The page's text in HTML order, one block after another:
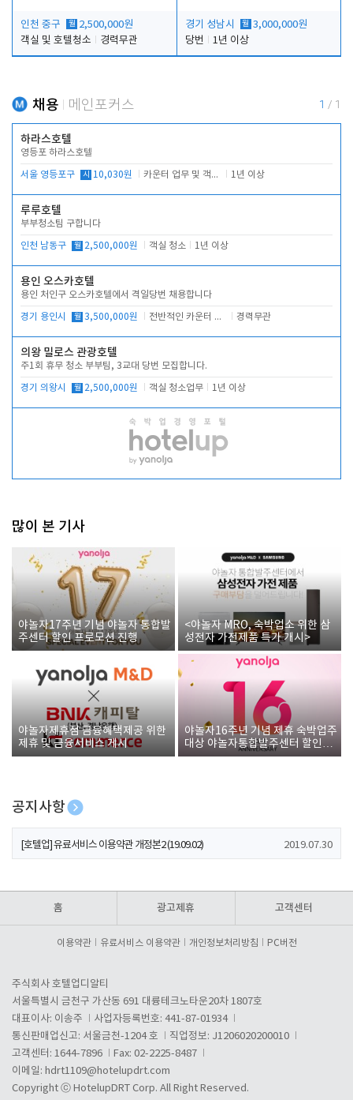
인천 중구 월 2,500,000원
객실 및 호텔청소
경력무관
경기 성남시 월 3,000,000원
당번
1년 이상
채용 메인포커스 1 / 1
하라스호텔
영등포 하라스호텔
서울 영등포구 시 10,030원 카운터 업무 및 객실관리(청소상태 확인, 객실판매) 1년 이상
루루호텔
부부청소팀 구합니다
인천 남동구 월 2,500,000원 객실 청소 1년 이상
용인 오스카호텔
용인 처인구 오스카호텔에서 격일당번 채용합니다
경기 용인시 월 3,500,000원 전반적인 카운터 업무 경력무관
의왕 밀로스 관광호텔
주1회 휴무 청소 부부팀, 3교대 당번 모집합니다.
경기 의왕시 월 2,500,000원 객실 청소업무 1년 이상
많이 본 기사
야놀자17주년 기념 야놀자 통합발
주센터 할인 프로모션 진행
<야놀자 MRO, 숙박업소 위한 삼
성전자 가전제품 특가 개시>
야놀자제휴점 금융혜택제공 위한
제휴 및 금융서비스 게시
야놀자16주년 기념 제휴 숙박업주
대상 야놀자통합발주센터 할인쿠
폰 증정
공지사항
[호텔업] 개인정보 처리방침 개정본1 (19.09.02)
[호텔업] 유료서비스 이용약관 개정본2 (19.09.02) 2019.07.30
홈 광고제휴 고객센터
이용약관 유료서비스 이용약관 개인정보처리방침 PC버전
주식회사 호텔업디알티
서울특별시 금천구 가산동 691 대륭테크노타운20차 1807호
대표이사: 이송주
사업자등록번호: 441-87-01934
통신판매업신고: 서울금천-1204 호
직업정보: J1206020200010
고객센터: 1644-7896
Fax: 02-2225-8487
이메일: hdrt1109@hotelupdrt.com
Copyright ⓒ HotelupDRT Corp. All Right Reserved.